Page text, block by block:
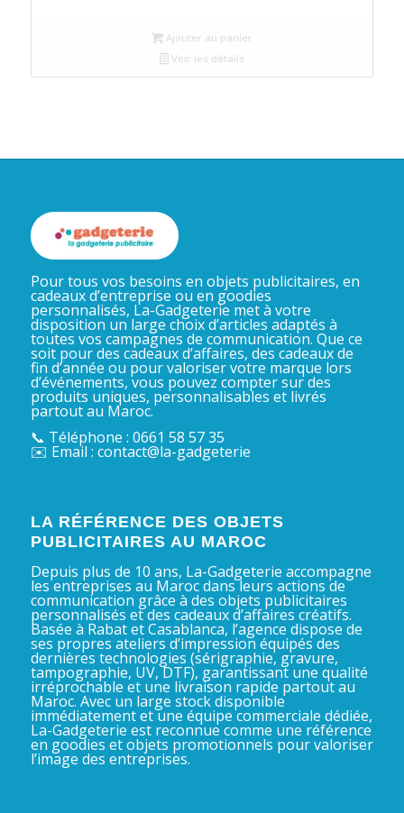
est :
د.م.75.
Ajouter au panier
Voir les détails
Pour tous vos besoins en objets publicitaires, en
cadeaux d’entreprise ou en goodies
personnalisés, La-Gadgeterie met à votre
disposition un large choix d’articles adaptés à
toutes vos campagnes de communication. Que ce
soit pour des cadeaux d’affaires, des cadeaux de
fin d’année ou pour valoriser votre marque lors
d’événements, vous pouvez compter sur des
produits uniques, personnalisables et livrés
partout au Maroc.
📞 Téléphone : 0661 58 57 35
✉️ Email : contact@la-gadgeterie
LA RÉFÉRENCE DES OBJETS
PUBLICITAIRES AU MAROC
Depuis plus de 10 ans, La-Gadgeterie accompagne
les entreprises au Maroc dans leurs actions de
communication grâce à des objets publicitaires
personnalisés et des cadeaux d’affaires créatifs.
Basée à Rabat et Casablanca, l’agence dispose de
ses propres ateliers d’impression équipés des
dernières technologies (sérigraphie, gravure,
tampographie, UV, DTF), garantissant une qualité
irréprochable et une livraison rapide partout au
Maroc. Avec un large stock disponible
immédiatement et une équipe commerciale dédiée,
La-Gadgeterie est reconnue comme une référence
en goodies et objets promotionnels pour valoriser
l’image des entreprises.